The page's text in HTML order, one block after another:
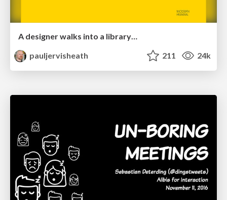
A designer walks into a library…
pauljervisheath
211 24k